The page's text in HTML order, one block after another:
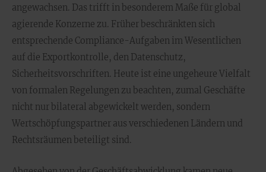
angewachsen. Das trifft in besonderem Maße für global
agierende Konzerne zu. Früher beschränkten sich
entsprechende Compliance-Aufgaben im Wesentlichen
auf die Exportkontrolle, den Datenschutz,
Sicherheitsvorschriften. Heute ist eine ungeheure Vielfalt
von formalen Regelungen zu beachten, zumal Geschäfte
nicht nur bilateral abgewickelt werden, sondern
Wertschöpfungspartner aus verschiedenen Ländern und
Rechtsräumen beteiligt sind.